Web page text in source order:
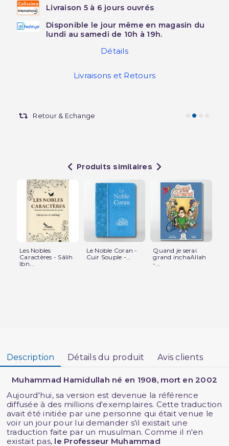
Livraison 5 à 6 jours ouvrés
Disponible le jour même en magasin du
lundi au samedi de 10h à 19h.
Détails
Livraisons et Retours
Retour & Echange
Produits similaires
Les Nobles
Caractères - Sâlih
Ibn...
Le Noble Coran -
Cuir Souple -...
Quand je serai
grand inchaAllah
-...
Description Détails du produit Avis clients
Muhammad Hamidullah né en 1908, mort en 2002
Aujourd'hui, sa version est devenue la référence
diffusée à des millions d'exemplaires. Cette traduction
avait été initiée par une personne qui était venue le
voir un jour pour lui demander s'il existait une
traduction faite par un musulman. Comme il n'en
existait pas, le Professeur Muhammad